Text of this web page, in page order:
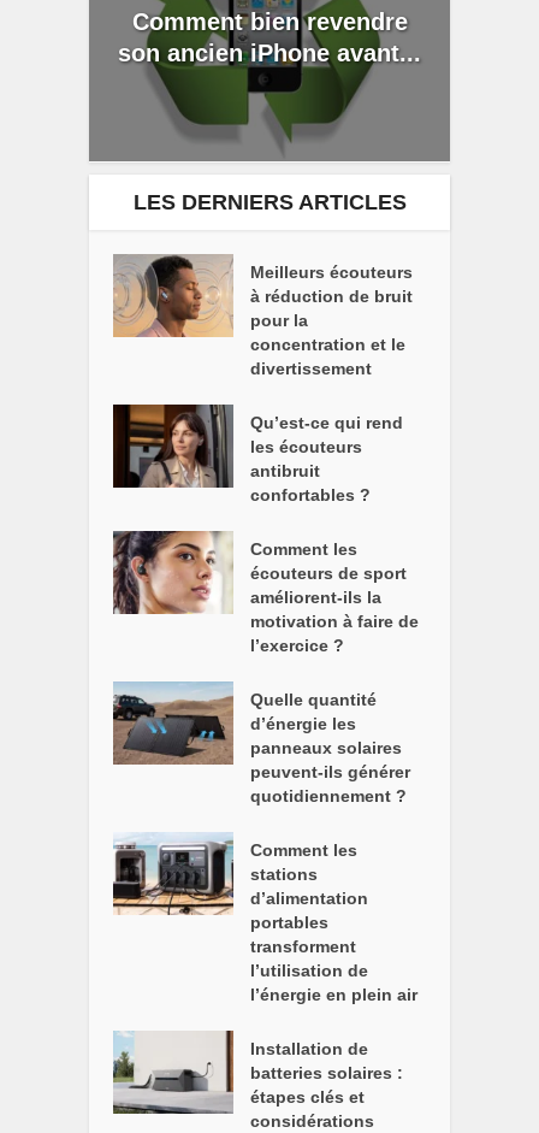
Comment bien revendre
son ancien iPhone avant...
LES DERNIERS ARTICLES
Meilleurs écouteurs
à réduction de bruit
pour la
concentration et le
divertissement
Qu’est-ce qui rend
les écouteurs
antibruit
confortables ?
Comment les
écouteurs de sport
améliorent-ils la
motivation à faire de
l’exercice ?
Quelle quantité
d’énergie les
panneaux solaires
peuvent-ils générer
quotidiennement ?
Comment les
stations
d’alimentation
portables
transforment
l’utilisation de
l’énergie en plein air
Installation de
batteries solaires :
étapes clés et
considérations